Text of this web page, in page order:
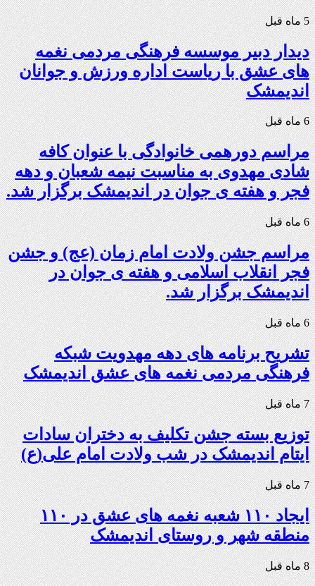
5 ماه قبل
دیدار دبیر موسسه فرهنگی مردمی نغمه
های عشق با ریاست اداره ورزش و جوانان
اندیمشک
6 ماه قبل
مراسم دورهمی خانوادگی با عنوان کافه
شادی مهدوی به مناسبت نیمه شعبان و دهه
فجر و هفته ی جوان در اندیمشک برگزار شد.
6 ماه قبل
مراسم جشن ولادت امام زمان (عج) و جشن
فجر انقلاب اسلامی و هفته ی جوان در
اندیمشک برگزار شد.
6 ماه قبل
تشریح برنامه های دهه مهدویت شبکه
فرهنگی مردمی نغمه های عشق اندیمشک
7 ماه قبل
توزیع بسته جشن تکلیف به دختران سادات
ایتام اندیمشک در شب ولادت امام علی(ع)
7 ماه قبل
ایجاد ۱۱۰ شعبه نغمه های عشق در ۱۱۰
منطقه شهر و روستای اندیمشک
8 ماه قبل